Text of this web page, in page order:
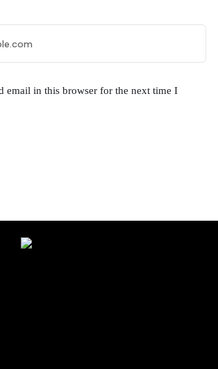
email in this browser for the next time I